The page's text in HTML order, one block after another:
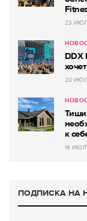
23
DDX
20
к
14
ПОДПИСКА НА